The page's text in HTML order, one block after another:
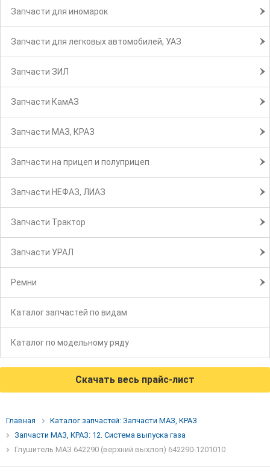
Запчасти для иномарок
Запчасти для легковых автомобилей, УАЗ
Запчасти ЗИЛ
Запчасти КамАЗ
Запчасти МАЗ, КРАЗ
Запчасти на прицеп и полуприцеп
Запчасти НЕФАЗ, ЛИАЗ
Запчасти Трактор
Запчасти УРАЛ
Ремни
Каталог запчастей по видам
Каталог по модельному ряду
Скачать весь прайс-лист
Главная
Каталог запчастей: Запчасти МАЗ, КРАЗ
Запчасти МАЗ, КРАЗ: 12. Система выпуска газа
Глушитель МАЗ 642290 (верхний выхлоп) 642290-1201010